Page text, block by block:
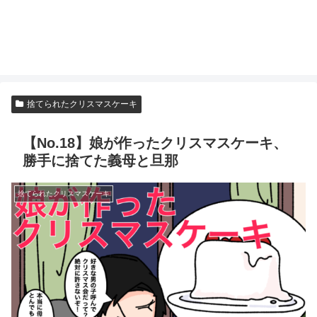
捨てられたクリスマスケーキ
【No.18】娘が作ったクリスマスケーキ、
勝手に捨てた義母と旦那
捨てられたクリスマスケーキ